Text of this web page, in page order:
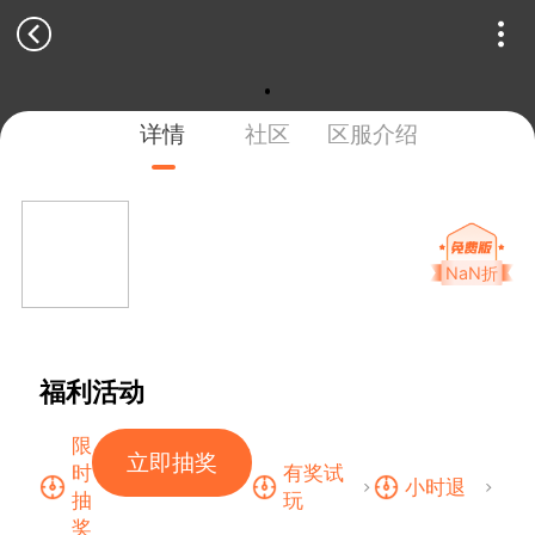
详情 社区 区服介绍
NaN折
福利活动
限
时
抽
奖
立即抽奖
有奖试
玩
小时退